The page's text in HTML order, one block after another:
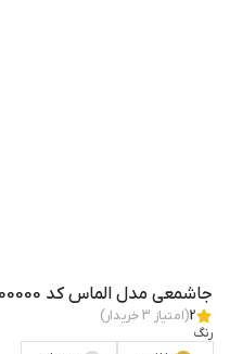
جاشمعی مدل الماس کد 100000000 مجموعه 2 عددی
2(امتیاز 3خریدار)
رنگ